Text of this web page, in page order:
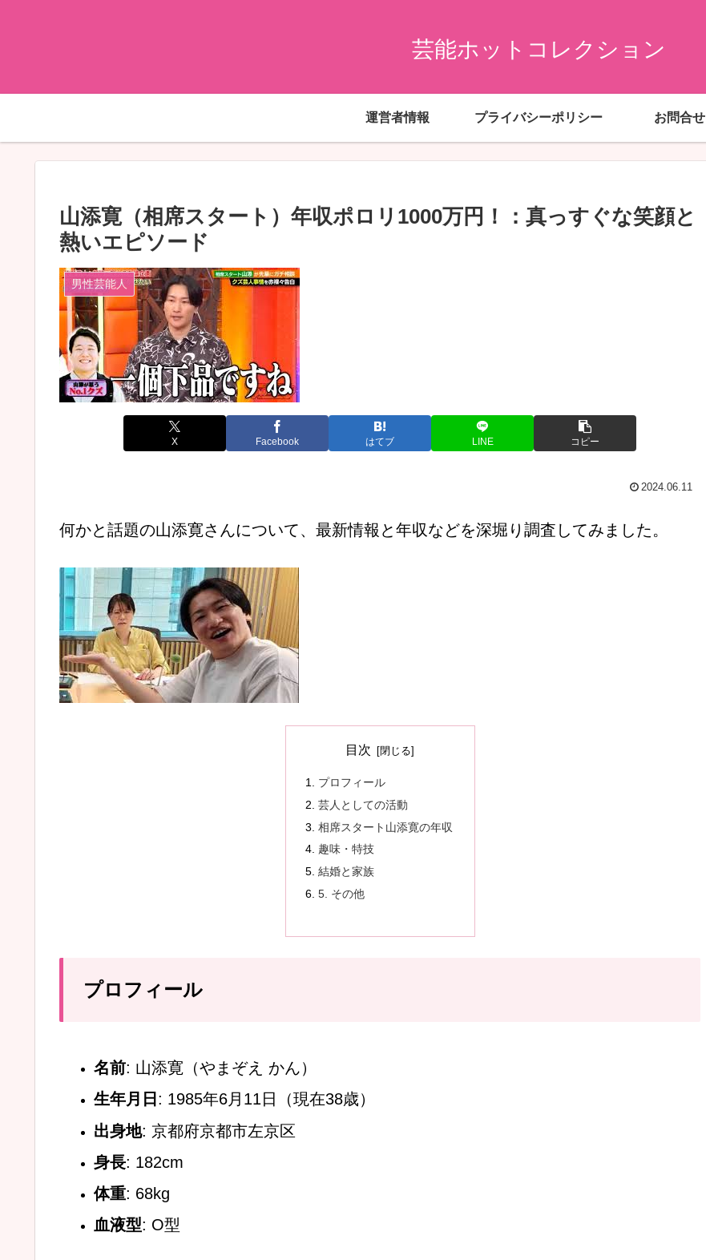
芸能ホットコレクション
運営者情報 プライバシーポリシー お問合せ
山添寛（相席スタート）年収ポロリ1000万円！：真っすぐな笑顔と
熱いエピソード
男性芸能人
X Facebook はてブ LINE コピー
2024.06.11
何かと話題の山添寛さんについて、最新情報と年収などを深堀り調査してみました。
目次
プロフィール
芸人としての活動
相席スタート山添寛の年収
趣味・特技
結婚と家族
5. その他
プロフィール
名前: 山添寛（やまぞえ かん）
生年月日 : 1985年6月11日（現在38歳）
出身地: 京都府京都市左京区
身長: 182cm
体重: 68kg
血液型: O型